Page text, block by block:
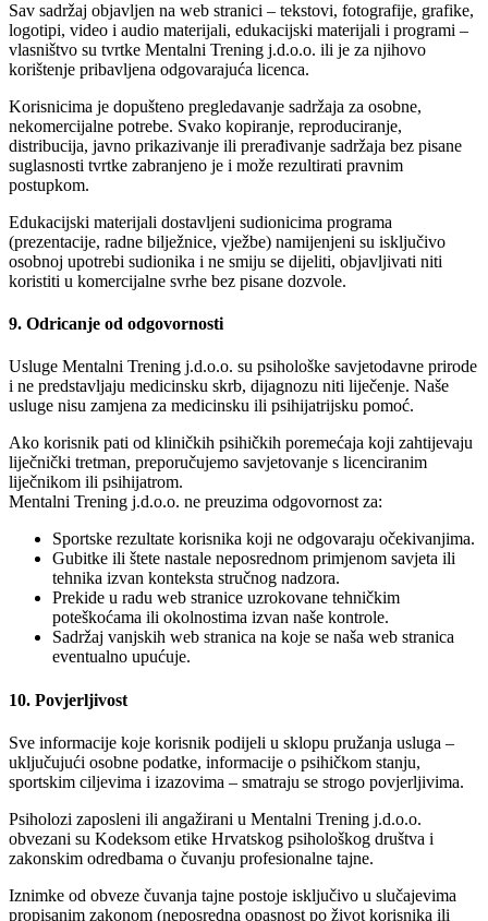
Sav sadržaj objavljen na web stranici – tekstovi, fotografije, grafike,
logotipi, video i audio materijali, edukacijski materijali i programi –
vlasništvo su tvrtke Mentalni Trening j.d.o.o. ili je za njihovo
korištenje pribavljena odgovarajuća licenca.
Korisnicima je dopušteno pregledavanje sadržaja za osobne,
nekomercijalne potrebe. Svako kopiranje, reproduciranje,
distribucija, javno prikazivanje ili prerađivanje sadržaja bez pisane
suglasnosti tvrtke zabranjeno je i može rezultirati pravnim
postupkom.
Edukacijski materijali dostavljeni sudionicima programa
(prezentacije, radne bilježnice, vježbe) namijenjeni su isključivo
osobnoj upotrebi sudionika i ne smiju se dijeliti, objavljivati niti
koristiti u komercijalne svrhe bez pisane dozvole.
9. Odricanje od odgovornosti
Usluge Mentalni Trening j.d.o.o. su psihološke savjetodavne prirode
i ne predstavljaju medicinsku skrb, dijagnozu niti liječenje. Naše
usluge nisu zamjena za medicinsku ili psihijatrijsku pomoć.
Ako korisnik pati od kliničkih psihičkih poremećaja koji zahtijevaju
liječnički tretman, preporučujemo savjetovanje s licenciranim
liječnikom ili psihijatrom.
Mentalni Trening j.d.o.o. ne preuzima odgovornost za:
Sportske rezultate korisnika koji ne odgovaraju očekivanjima.
Gubitke ili štete nastale neposrednom primjenom savjeta ili
tehnika izvan konteksta stručnog nadzora.
Prekide u radu web stranice uzrokovane tehničkim
poteškoćama ili okolnostima izvan naše kontrole.
Sadržaj vanjskih web stranica na koje se naša web stranica
eventualno upućuje.
10. Povjerljivost
Sve informacije koje korisnik podijeli u sklopu pružanja usluga –
uključujući osobne podatke, informacije o psihičkom stanju,
sportskim ciljevima i izazovima – smatraju se strogo povjerljivima.
Psiholozi zaposleni ili angažirani u Mentalni Trening j.d.o.o.
obvezani su Kodeksom etike Hrvatskog psihološkog društva i
zakonskim odredbama o čuvanju profesionalne tajne.
Iznimke od obveze čuvanja tajne postoje isključivo u slučajevima
propisanim zakonom (neposredna opasnost po život korisnika ili